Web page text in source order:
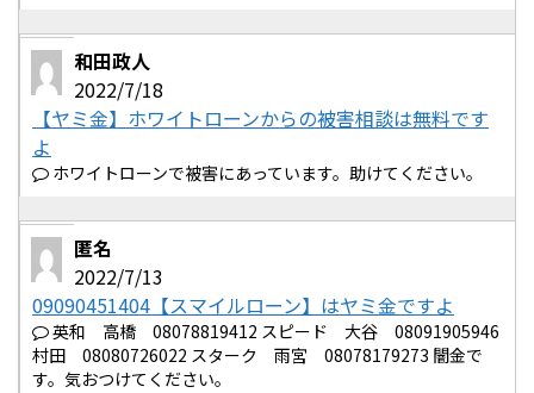
和田政人
2022/7/18
【ヤミ金】ホワイトローンからの被害相談は無料です
よ
ホワイトローンで被害にあっています。助けてください。
匿名
2022/7/13
09090451404【スマイルローン】はヤミ金ですよ
英和 高橋 08078819412 スピード 大谷 08091905946
村田 08080726022 スターク 雨宮 08078179273 闇金で
す。気おつけてください。